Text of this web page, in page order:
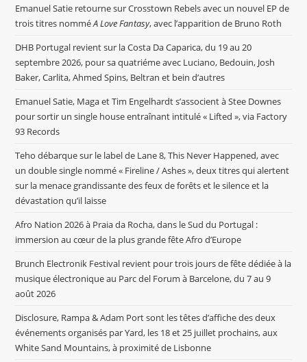
Emanuel Satie retourne sur Crosstown Rebels avec un nouvel EP de
trois titres nomméA Love Fantasy, avec l’apparition de Bruno Roth
DHB Portugal revient sur la Costa Da Caparica, du 19 au 20
septembre 2026, pour sa quatriéme avec Luciano, Bedouin, Josh
Baker, Carlita, Ahmed Spins, Beltran et bein d’autres
Emanuel Satie, Maga et Tim Engelhardt s’associent à Stee Downes
pour sortir un single house entraînant intitulé « Lifted », via Factory
93 Records
Teho débarque sur le label de Lane 8, This Never Happened, avec
un double single nommé « Fireline / Ashes », deux titres qui alertent
sur la menace grandissante des feux de forêts et le silence et la
dévastation qu’il laisse
Afro Nation 2026 à Praia da Rocha, dans le Sud du Portugal :
immersion au cœur de la plus grande fête Afro d’Europe
Brunch Electronik Festival revient pour trois jours de fête dédiée à la
musique électronique au Parc del Forum à Barcelone, du 7 au 9
août 2026
Disclosure, Rampa & Adam Port sont les têtes d’affiche des deux
événements organisés par Yard, les 18 et 25 juillet prochains, aux
White Sand Mountains, à proximité de Lisbonne